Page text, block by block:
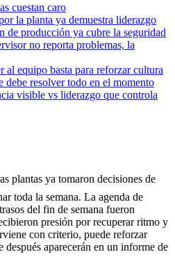
cuestan caro
la planta ya demuestra liderazgo
de producción ya cubre la seguridad
no reporta problemas, la
al equipo basta para reforzar cultura
debe resolver todo en el momento
visible vs liderazgo que controla
plantas ya tomaron decisiones de
toda la semana. La agenda de
del fin de semana fueron
presión por recuperar ritmo y
con criterio, puede reforzar
después aparecerán en un informe de